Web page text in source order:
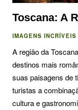
Toscana: A
IMAGENS INCRÍVEIS
A região da
destinos mais
suas paisagens de
turistas a
cultura e